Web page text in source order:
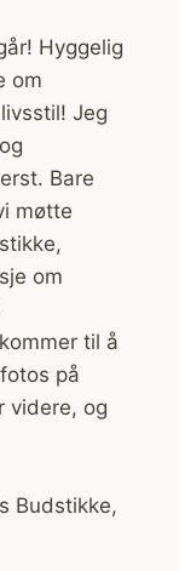
Hyggelig
om
Jeg
Bare
møtte
om
til å
på
videre, og
Budstikke,